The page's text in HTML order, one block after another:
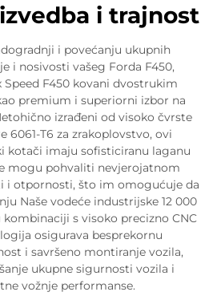
i trajnost
i povećanju ukupnih
i nosivosti vašeg Forda F450,
Speed F450 kovani dvostrukim
premium i superiorni izbor na
izrađeni od visoko čvrste
6061-T6 za zrakoplovstvo, ovi
kotači imaju sofisticiranu laganu
mogu pohvaliti nevjerojatnom
i otpornosti, što im omogućuje da
Naše vodeće industrijske 12 000
s visoko precizno CNC
osigurava besprekornu
i savršeno montiranje vozila,
ukupne sigurnosti vozila i
vožnje performanse.